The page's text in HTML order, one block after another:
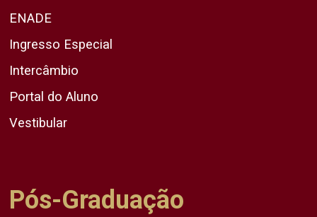
ENADE
Ingresso Especial
Intercâmbio
Portal do Aluno
Vestibular
Pós-Graduação